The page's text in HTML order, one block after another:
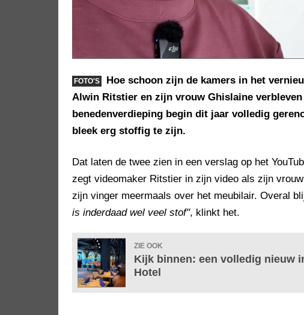
FOTO'S
Hoe schoon zijn de kamers in het
Alwin Ritstier en zijn vrouw Ghislaine
benedenverdieping begin dit jaar volledig
bleek erg stoffig te zijn.
Dat laten de twee zien in een verslag op het
zegt videomaker Ritstier in zijn video als zijn
zijn vinger meermaals over het meubilair. Overal
is inderdaad wel veel stof", klinkt het.
ZIE OOK
Kijk binnen: een volledig nieuw
Hotel